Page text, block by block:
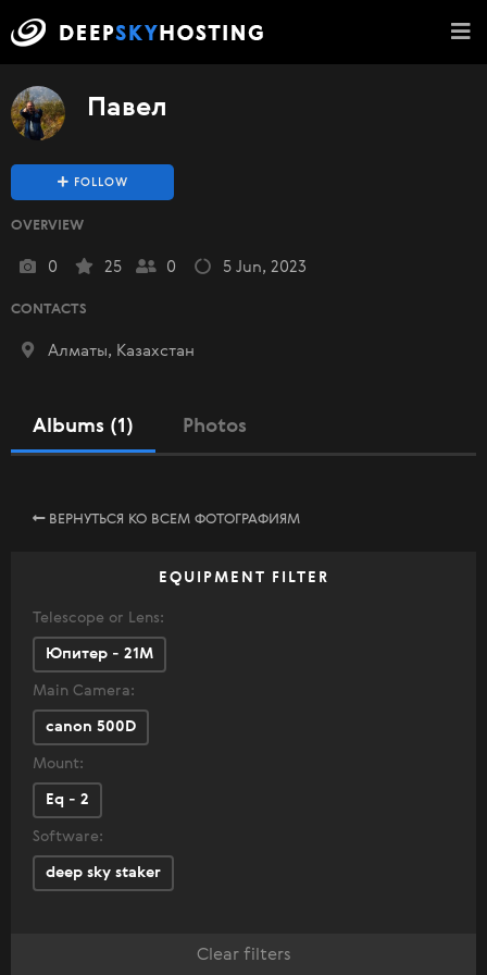
Павел
FOLLOW
OVERVIEW
0 25 0 5 Jun, 2023
CONTACTS
Алматы, Казахстан
Albums (1) Photos
ВЕРНУТЬСЯ КО ВСЕМ ФОТОГРАФИЯМ
EQUIPMENT FILTER
Telescope or Lens:
Юпитер - 21М
Main Camera:
canon 500D
Mount:
Eq - 2
Software:
deep sky staker
Clear filters